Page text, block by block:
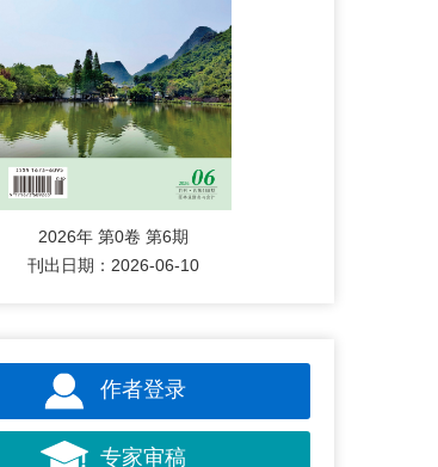
2026年 第0卷 第6期
刊出日期：2026-06-10
作者登录
专家审稿